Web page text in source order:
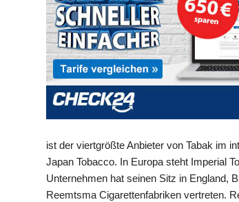
ist der viertgrößte Anbieter von Tabak im
Japan Tobacco. In Europa steht Imperial
Unternehmen hat seinen Sitz in England,
Reemtsma Cigarettenfabriken vertreten.